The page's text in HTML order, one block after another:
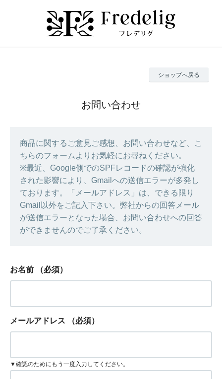
ショップへ戻る
お問い合わせ
商品に関するご意見ご感想、お問い合わせなど、こ
ちらのフォームよりお気軽にお尋ねください。
※最近、Google側でのSPFレコードの確認が強化
された影響により、Gmailへの送信エラーが多発し
ております。「メールアドレス」は、できる限り
Gmail以外をご記入下さい。弊社からの回答メール
が送信エラーとなった場合、お問い合わせへの回答
ができませんのでご了承ください。
お名前 （必須）
メールアドレス （必須）
▼確認のためにもう一度入力してください。